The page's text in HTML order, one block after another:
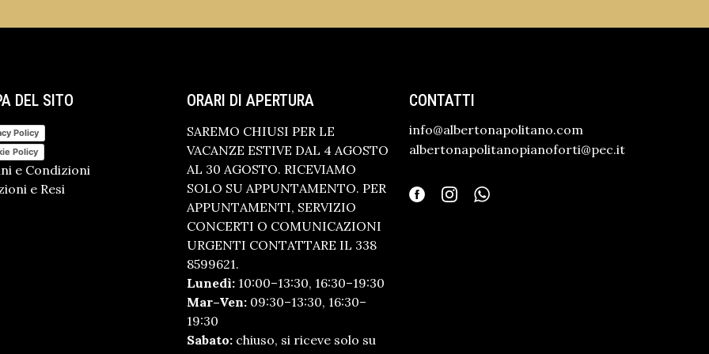
DEL SITO
Policy
Policy
e Condizioni
e Resi
ORARI DI APERTURA
SAREMO CHIUSI PER LE
VACANZE ESTIVE DAL 4 AGOSTO
AL 30 AGOSTO. RICEVIAMO
SOLO SU APPUNTAMENTO. PER
APPUNTAMENTI, SERVIZIO
CONCERTI O COMUNICAZIONI
URGENTI CONTATTARE IL 338
8599621.
Lunedì: 10:00–13:30, 16:30–19:30
Mar–Ven: 09:30–13:30, 16:30–
19:30
Sabato: chiuso, si riceve solo su
CONTATTI
info@albertonapolitano.com
albertonapolitanopianoforti@pec.it